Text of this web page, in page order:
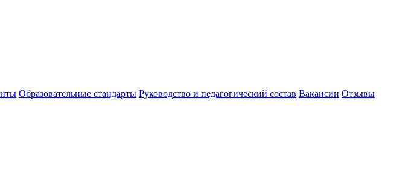
Образовательные стандарты Руководство и педагогический состав Вакансии Отзывы